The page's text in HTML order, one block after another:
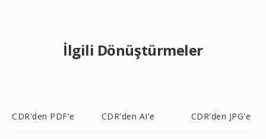
İlgili Dönüştürmeler
CDR'den PDF'e CDR'den AI'e CDR'den JPG'e